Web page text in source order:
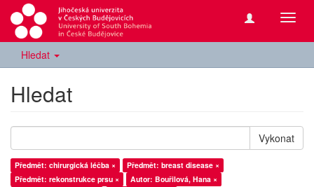
Hledat
Hledat
Vykonat
Předmět: chirurgická léčba ×
Předmět: breast disease ×
Předmět: rekonstrukce prsu ×
Autor: Bouřilová, Hana ×